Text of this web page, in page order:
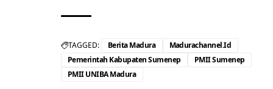
TAGGED: Berita Madura
Madurachannel.id
Pemerintah Kabupaten Sumenep
PMII Sumenep
PMII UNIBA Madura